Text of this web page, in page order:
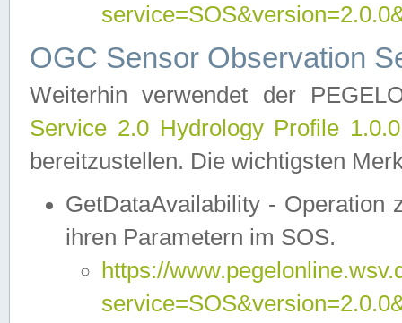
OGC Sensor Observation
Weiterhin verwendet der
Service 2.0 Hydrology Profile
bereitzustellen. Die wichtigsten
GetDataAvailability - Operation
ihren Parametern im SOS.
https://